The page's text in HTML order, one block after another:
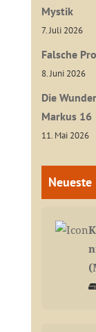
Mystik
7. Juli 2026
Falsche
8. Juni 2026
Die
Markus 16
11. Mai 2026